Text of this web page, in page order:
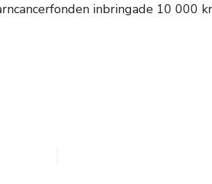
inbringade 10 000 kr